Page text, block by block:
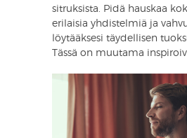
sitruksista. Pidä hauskaa
erilaisia yhdistelmiä ja
löytääksesi täydellisen
Tässä on muutama